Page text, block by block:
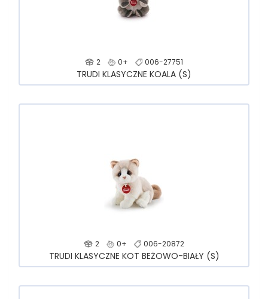
2 0+ 006-27751
TRUDI KLASYCZNE KOALA (S)
2 0+ 006-20872
TRUDI KLASYCZNE KOT BEŻOWO-BIAŁY (S)